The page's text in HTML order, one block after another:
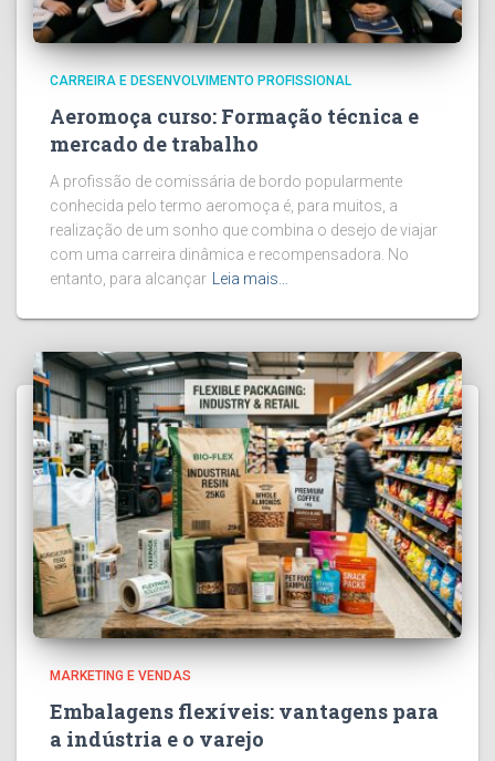
CARREIRA E DESENVOLVIMENTO PROFISSIONAL
Aeromoça curso: Formação técnica e
mercado de trabalho
A profissão de comissária de bordo popularmente
conhecida pelo termo aeromoça é, para muitos, a
realização de um sonho que combina o desejo de viajar
com uma carreira dinâmica e recompensadora. No
entanto, para alcançar Leia mais…
MARKETING E VENDAS
Embalagens flexíveis: vantagens para
a indústria e o varejo